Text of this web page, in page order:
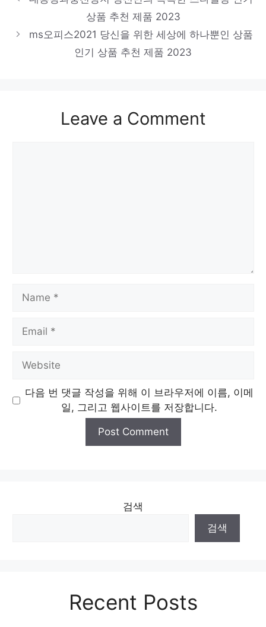
상품 추천 제품 2023
ms오피스2021 당신을 위한 세상에 하나뿐인 상품
인기 상품 추천 제품 2023
Leave a Comment
다음 번 댓글 작성을 위해 이 브라우저에 이름, 이메
일, 그리고 웹사이트를 저장합니다.
검색
검색
Recent Posts